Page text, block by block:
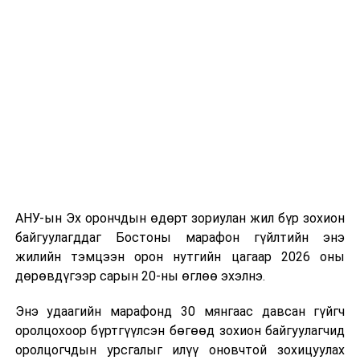
АНУ-ын Эх орончдын өдөрт зориулан жил бүр зохион
байгуулагддаг Бостоны марафон гүйлтийн энэ
жилийн тэмцээн орон нутгийн цагаар 2026 оны
дөрөвдүгээр сарын 20-ны өглөө эхэлнэ.
Энэ удаагийн марафонд 30 мянгаас давсан гүйгч
оролцохоор бүртгүүлсэн бөгөөд зохион байгуулагчид
оролцогчдын урсгалыг илүү оновчтой зохицуулах